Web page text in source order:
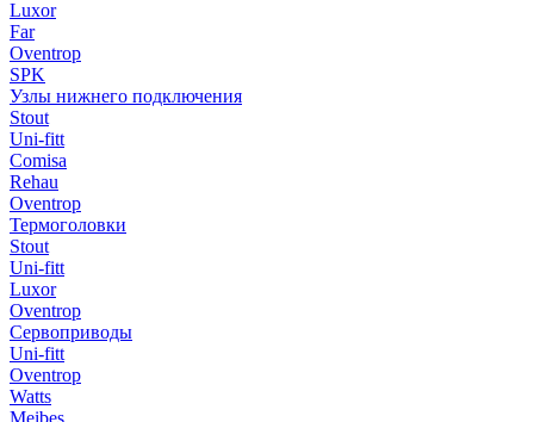
Luxor
Far
Oventrop
SPK
Узлы нижнего подключения
Stout
Uni-fitt
Comisa
Rehau
Oventrop
Термоголовки
Stout
Uni-fitt
Luxor
Oventrop
Сервоприводы
Uni-fitt
Oventrop
Watts
Meibes